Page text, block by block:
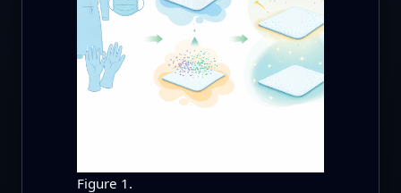
Figure 1.